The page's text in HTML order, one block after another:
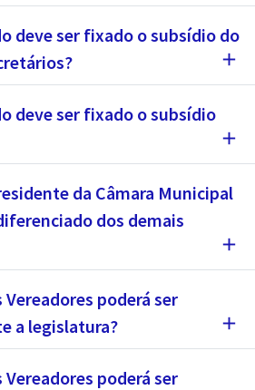
deve ser fixado o subsídio do
add
deve ser fixado o subsídio
add
add
Vereadores poderá ser
a legislatura?
add
Vereadores poderá ser